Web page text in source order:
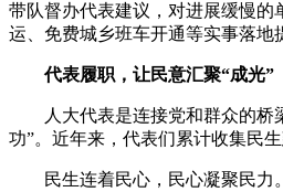
带队督办代表建议，对进展缓慢的
运、免费城乡班车开通等实事落地
代表履职，让民意汇聚“成光”
人大代表是连接党和群众的桥梁
功”。近年来，代表们累计收集民
民生连着民心，民心凝聚民力。